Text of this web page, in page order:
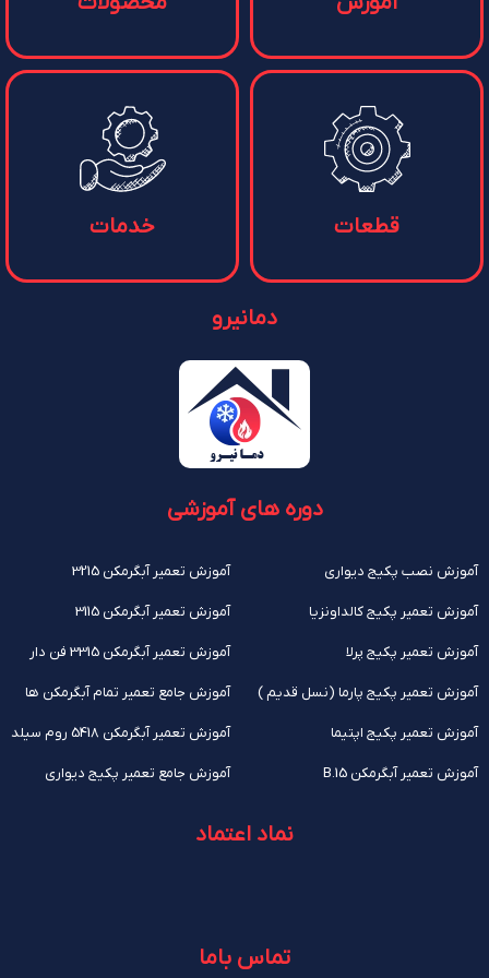
قطعات خدمات
دمانیرو
دوره های آموزشی
آموزش نصب پکیج دیواری
آموزش تعمیر پکیج کالداونزیا
آموزش تعمیر پکیج پرلا
آموزش تعمیر پکیج پارما (نسل قدیم )
آموزش تعمیر پکیج اپتیما
آموزش تعمیر آبگرمکن B.15
آموزش تعمیر آبگرمکن 3215
آموزش تعمیر آبگرمکن 3115
آموزش تعمیر آبگرمکن 3315 فن دار
آموزش جامع تعمیر تمام آبگرمکن ها
آموزش تعمیر آبگرمکن 5418 روم سیلد
آموزش جامع تعمیر پکیج دیواری
نماد اعتماد
تماس باما